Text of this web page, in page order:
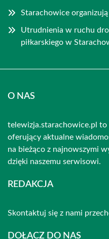
Starachowice
Utrudnienia w ruchu
piłkarskiego w
O NAS
telewizja.starachowice.pl
oferujący aktualne
na bieżąco z najnowszymi
dzięki naszemu serwisowi.
REDAKCJA
Skontaktuj się z nami
DOŁĄCZ DO NAS